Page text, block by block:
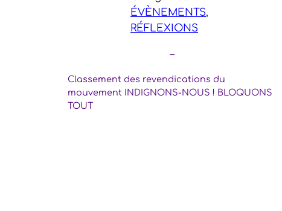
ÉVÈNEMENTS
RÉFLEXIONS
–
Classement des revendications du
mouvement INDIGNONS-NOUS ! BLOQUONS
TOUT